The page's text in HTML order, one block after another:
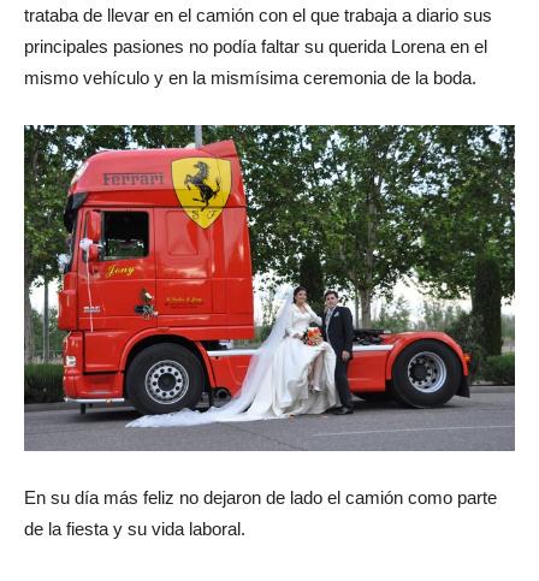
trataba de llevar en el camión con el que trabaja a diario sus
principales pasiones no podía faltar su querida Lorena en el
mismo vehículo y en la mismísima ceremonia de la boda.
En su día más feliz no dejaron de lado el camión como parte
de la fiesta y su vida laboral.